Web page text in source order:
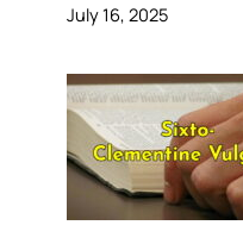
July 16, 2025